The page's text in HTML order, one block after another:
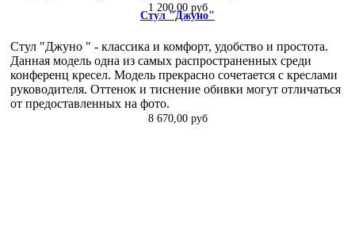
1 200,00 руб
Стул "Джуно"
Стул "Джуно " - классика и комфорт, удобство и простота.
Данная модель одна из самых распространенных среди
конференц кресел. Модель прекрасно сочетается с креслами
руководителя. Оттенок и тиснение обивки могут отличаться
от предоставленных на фото.
8 670,00 руб